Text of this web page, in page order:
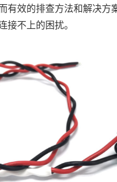
有效的排查方法和解决方
接不上的困扰。